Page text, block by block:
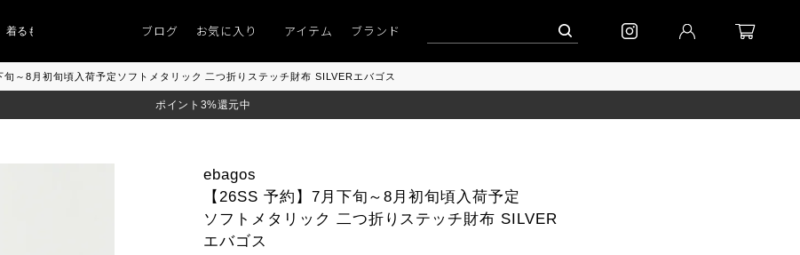
ものがない」 「キレイなニット」 ポイント9％「マンスリーポイントキャンペーン」 予約│「エッグジャケット GREY」
ブログ お気に入り アイテム ブランド
～8月初旬頃入荷予定ソフトメタリック 二つ折りステッチ財布 SILVERエバゴス
ポイント3%還元中
ebagos
【26SS 予約】7月下旬～8月初旬頃入荷予定
ソフトメタリック 二つ折りステッチ財布 SILVER
エバゴス